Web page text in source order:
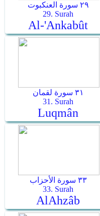
٢٩ سورة العنكبوت
29. Surah
Al-'Ankabût
٣١ سورة لقمان
31. Surah
Luqmân
٣٣ سورة الأحزاب
33. Surah
Al­Ahzâb